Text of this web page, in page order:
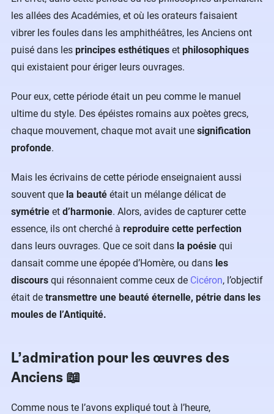
les allées des Académies, et où les orateurs faisaient
vibrer les foules dans les amphithéâtres, les Anciens ont
puisé dans les principes esthétiques et philosophiques
qui existaient pour ériger leurs ouvrages.
Pour eux, cette période était un peu comme le manuel
ultime du style. Des épéistes romains aux poètes grecs,
chaque mouvement, chaque mot avait une signification
profonde.
Mais les écrivains de cette période enseignaient aussi
souvent que la beauté était un mélange délicat de
symétrie et d’harmonie. Alors, avides de capturer cette
essence, ils ont cherché à reproduire cette perfection
dans leurs ouvrages. Que ce soit dans la poésie qui
dansait comme une épopée d’Homère, ou dans les
discours qui résonnaient comme ceux de Cicéron, l’objectif
était de transmettre une beauté éternelle, pétrie dans les
moules de l’Antiquité.
L’admiration pour les œuvres des
Anciens 📖
Comme nous te l’avons expliqué tout à l’heure,